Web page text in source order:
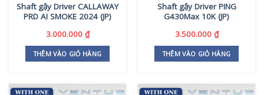
Shaft gậy Driver CALLAWAY
PRD AI SMOKE 2024 (JP)
3.000.000 ₫
THÊM VÀO GIỎ HÀNG
Shaft gậy Driver PING
G430Max 10K (JP)
3.500.000 ₫
THÊM VÀO GIỎ HÀNG